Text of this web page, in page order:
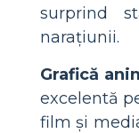
surprind
narațiunii.
Grafică
excelentă
film și